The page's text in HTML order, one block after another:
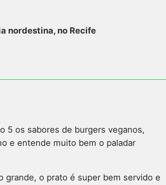
nordestina, no Recife
5 os sabores de burgers veganos,
e entende muito bem o paladar
grande, o prato é super bem servido e